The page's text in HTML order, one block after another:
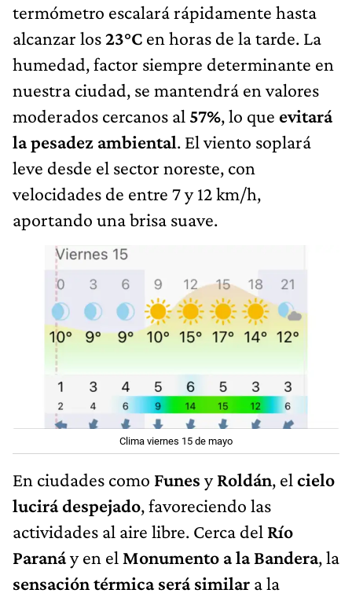
termómetro escalará rápidamente hasta
alcanzar los23°C en horas de la tarde. La
humedad, factor siempre determinante en
nuestra ciudad, se mantendrá en valores
moderados cercanos al 57%, lo que evitará
la pesadez ambiental. El viento soplará
leve desde el sector noreste, con
velocidades de entre 7 y 12 km/h,
aportando una brisa suave.
Clima viernes 15 de mayo
En ciudades como Funes yRoldán, el cielo
lucirá despejado, favoreciendo las
actividades al aire libre. Cerca del Río
Paranáy en el Monumento a la Bandera, la
sensación térmica será similar a la